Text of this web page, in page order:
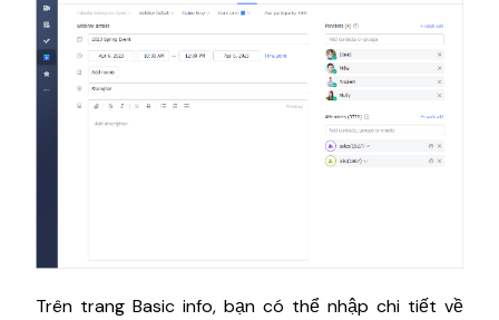
Trên trang Basic info, bạn có thể nhập chi tiết về